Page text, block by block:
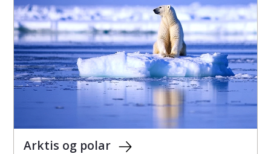
Arktis og polar